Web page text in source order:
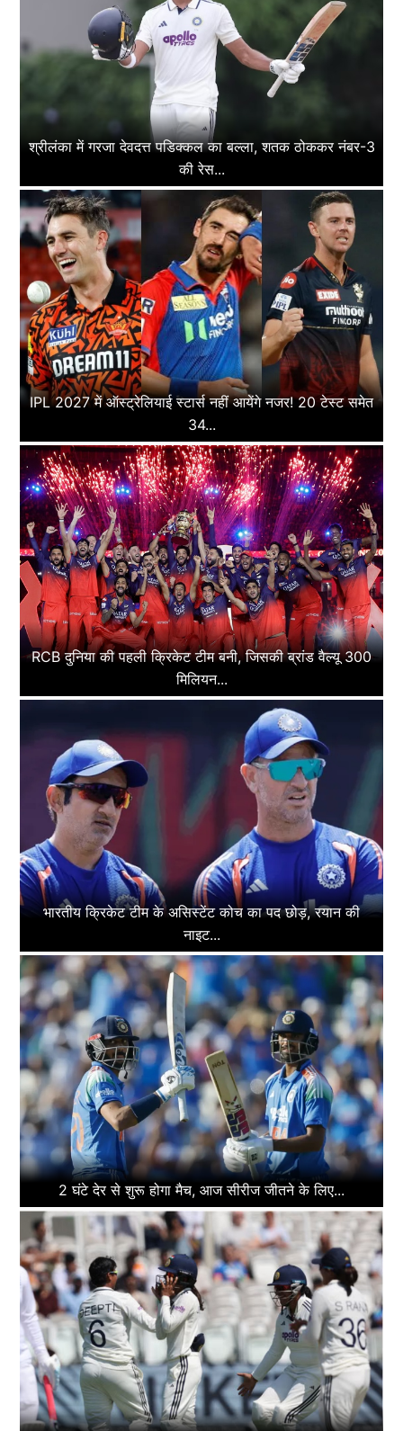
श्रीलंका में गरजा देवदत्त पडिक्कल का बल्ला, शतक ठोककर नंबर-3
की रेस...
IPL 2027 में ऑस्ट्रेलियाई स्टार्स नहीं आयेंगे नजर! 20 टेस्ट समेत
34...
RCB दुनिया की पहली क्रिकेट टीम बनी, जिसकी ब्रांड वैल्यू 300
मिलियन...
भारतीय क्रिकेट टीम के असिस्टेंट कोच का पद छोड़, रयान की
नाइट...
2 घंटे देर से शुरू होगा मैच, आज सीरीज जीतने के लिए...